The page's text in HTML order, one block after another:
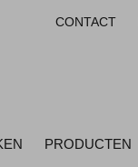
CONTACT
PRODUCTEN